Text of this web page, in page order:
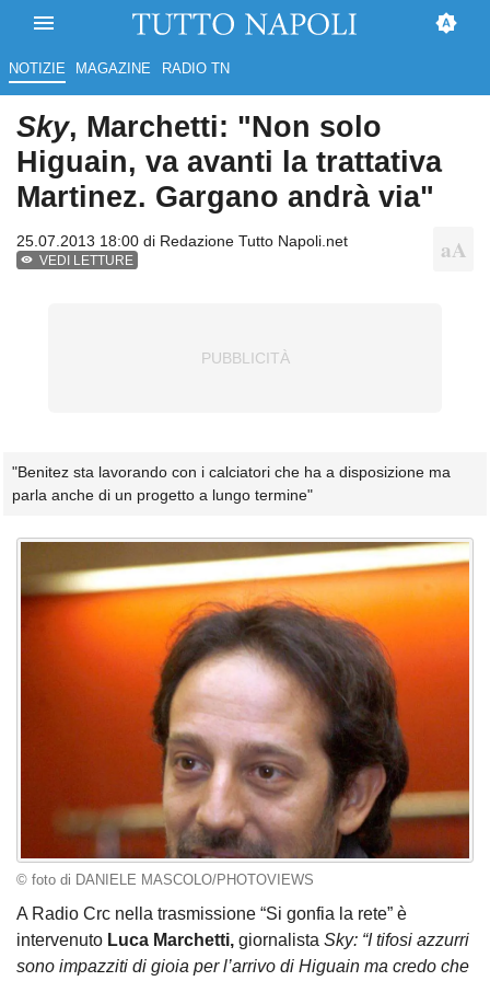
NOTIZIE MAGAZINE RADIO TN
Sky, Marchetti: "Non solo
Higuain, va avanti la trattativa
Martinez. Gargano andrà via"
25.07.2013 18:00 di Redazione Tutto Napoli.net
VEDI LETTURE
"Benitez sta lavorando con i calciatori che ha a disposizione ma
parla anche di un progetto a lungo termine"
© foto di DANIELE MASCOLO/PHOTOVIEWS
A Radio Crc nella trasmissione “Si gonfia la rete” è
intervenuto Luca Marchetti, giornalista Sky: “I tifosi azzurri
sono impazziti di gioia per l’arrivo di Higuain ma credo che